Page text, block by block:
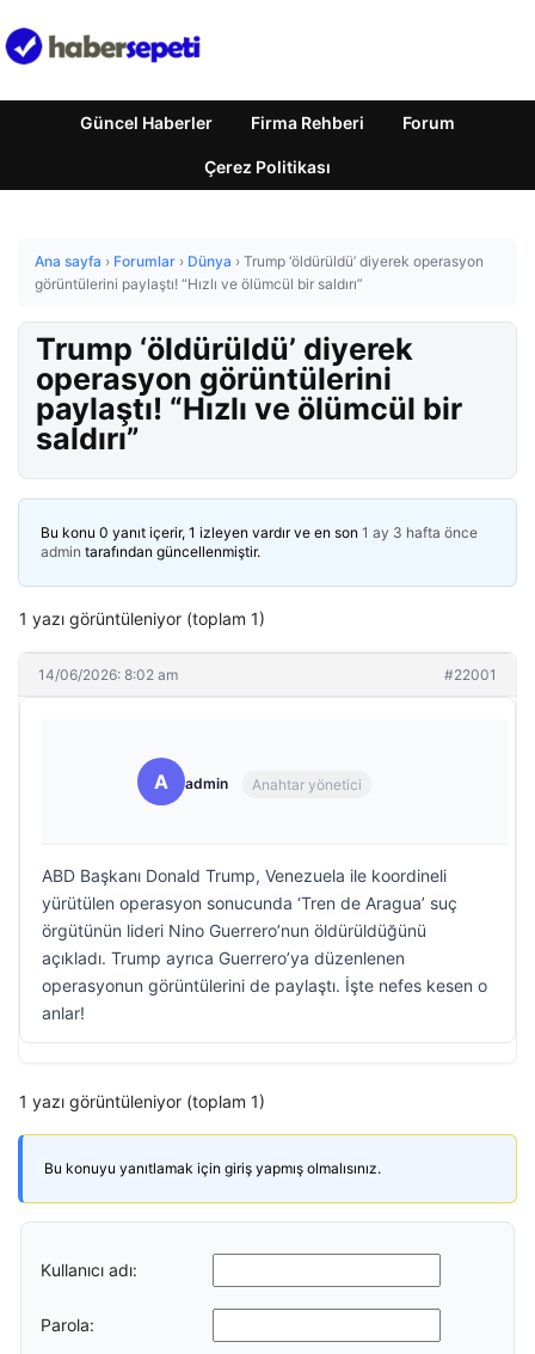
Güncel Haberler Firma Rehberi Forum
Çerez Politikası
Ana sayfa › Forumlar › Dünya › Trump ‘öldürüldü’ diyerek operasyon
görüntülerini paylaştı! “Hızlı ve ölümcül bir saldırı”
Trump ‘öldürüldü’ diyerek
operasyon görüntülerini
paylaştı! “Hızlı ve ölümcül bir
saldırı”
Bu konu 0 yanıt içerir, 1 izleyen vardır ve en son 1 ay 3 hafta önce
admin tarafından güncellenmiştir.
1 yazı görüntüleniyor (toplam 1)
14/06/2026: 8:02 am #22001
A admin Anahtar yönetici
ABD Başkanı Donald Trump, Venezuela ile koordineli
yürütülen operasyon sonucunda ‘Tren de Aragua’ suç
örgütünün lideri Nino Guerrero’nun öldürüldüğünü
açıkladı. Trump ayrıca Guerrero’ya düzenlenen
operasyonun görüntülerini de paylaştı. İşte nefes kesen o
anlar!
1 yazı görüntüleniyor (toplam 1)
Bu konuyu yanıtlamak için giriş yapmış olmalısınız.
Kullanıcı adı:
Parola: